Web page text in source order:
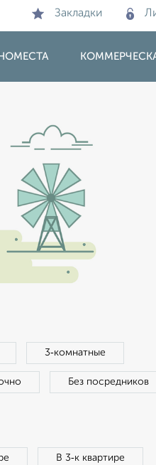
Закладки
3‑комнатные
Без посредников
В 3‑к квартире